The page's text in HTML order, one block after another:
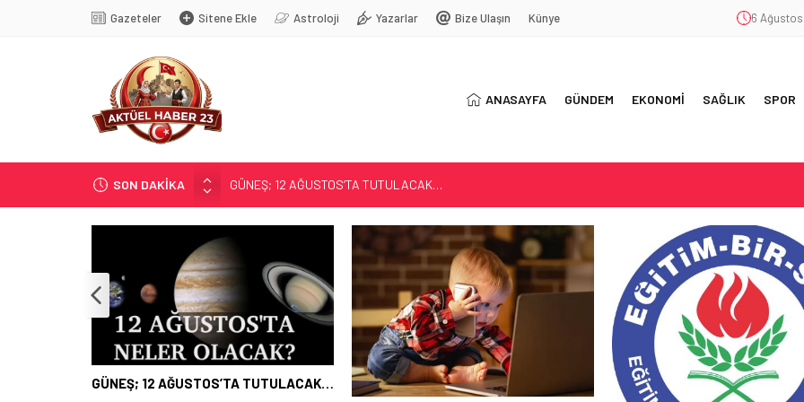
Gazeteler Sitene Ekle Astroloji Yazarlar Bize Ulaşın Künye 6
ANASAYFA GÜNDEM EKONOMİ SAĞLIK SPOR
SON DAKİKA
GÜNEŞ; 12 AĞUSTOS’TA TUTULACAK…
SOSYAL MEDYANIN KÜÇÜK YAŞ BAĞIMLILIĞI
EĞİTİMCİLERİN PROMOSYONU 3,5 YIL OLDU
71 KENTTE OPERASYON
TÜRK DÜNYASI BAŞKENTLERİ
GÜNEŞ; 12 AĞUSTOS’TA TUTULACAK…